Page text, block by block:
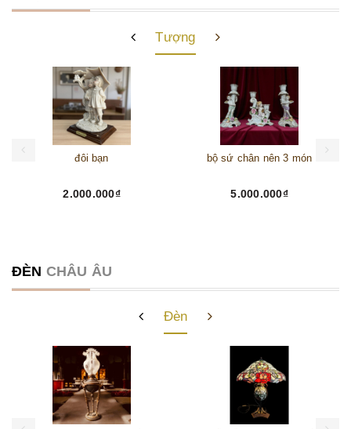
Tượng
đôi bạn
2.000.000₫
bộ sứ chân nên 3 món
5.000.000₫
ĐÈN CHÂU ÂU
Đèn